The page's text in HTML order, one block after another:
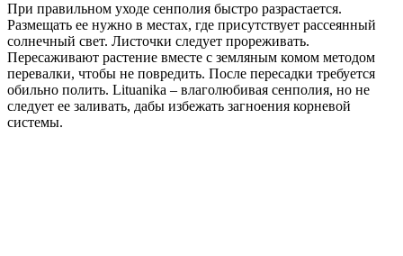
При правильном уходе сенполия быстро разрастается.
Размещать ее нужно в местах, где присутствует рассеянный
солнечный свет. Листочки следует прореживать.
Пересаживают растение вместе с земляным комом методом
перевалки, чтобы не повредить. После пересадки требуется
обильно полить. Lituanika – влаголюбивая сенполия, но не
следует ее заливать, дабы избежать загноения корневой
системы.